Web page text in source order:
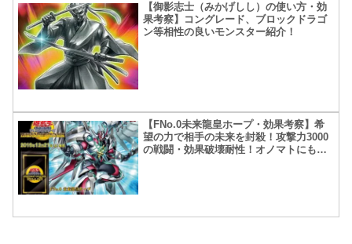
【御影志士（みかげしし）の使い方・効
果考察】コングレード、ブロックドラゴ
ン等相性の良いモンスター紹介！
【FNo.0未来龍皇ホープ・効果考察】希
望の力で相手の未来を封殺！攻撃力3000
の戦闘・効果破壊耐性！オノマトにもた